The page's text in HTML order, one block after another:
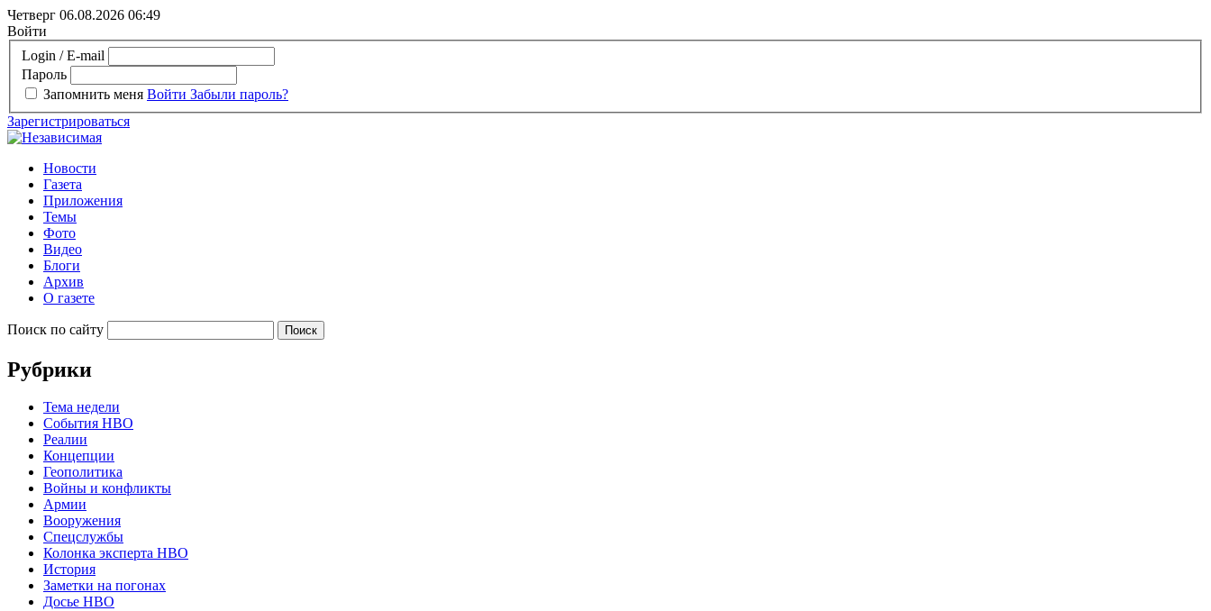
Четверг 06.08.2026 06:49
Войти
Login / E-mail
Пароль
Запомнить меня Войти Забыли пароль?
Зарегистрироваться
Новости
Газета
Приложения
Темы
Фото
Видео
Блоги
Архив
О газете
Поиск по сайту
Рубрики
Тема недели
События НВО
Реалии
Концепции
Геополитика
Войны и конфликты
Армии
Вооружения
Спецслужбы
Колонка эксперта НВО
История
Заметки на погонах
Досье НВО